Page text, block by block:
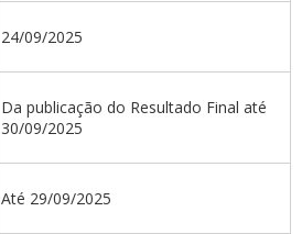
24/09/2025
Da publicação do Resultado Final até
30/09/2025
Até 29/09/2025